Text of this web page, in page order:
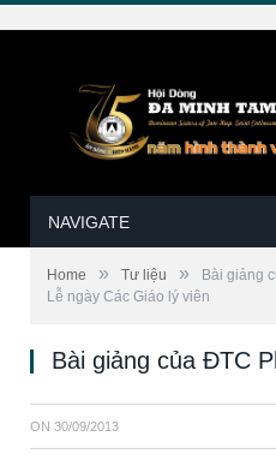
NAVIGATE
Home » Tư liệu »
Bài giảng
Lễ ngày Các Giáo lý viên
Bài giảng của ĐTC
ON 30/09/2013